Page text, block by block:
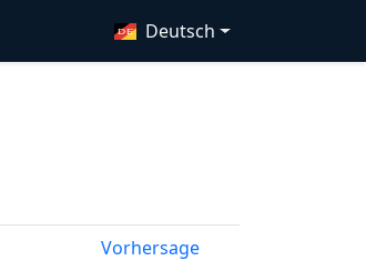
Deutsch
Vorhersage